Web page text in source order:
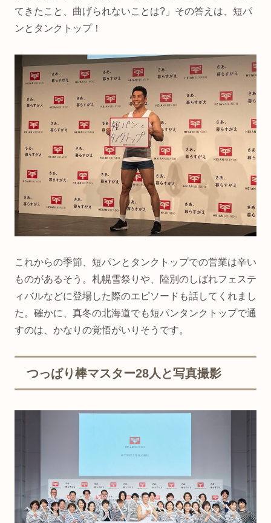
てきたこと、曲げられないことは?」その答えは、短パ
ンとタンクトップ！
これからの季節、短パンとタンクトップでの営業は辛い
ものがあるそう。札幌雪祭りや、陸別のしばれフェステ
ィバルなどに登場した際のエピソードも話してくれまし
た。確かに、真冬の北海道でも短パンタンクトップで通
すのは、かなりの覚悟がいりそうです。
つっぱり棒マスター28人と写真撮影